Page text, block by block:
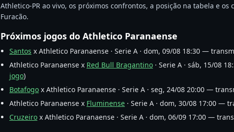
Athletico-PR ao vivo, os próximos confrontos, a posição na tabela e
Furacão.
Próximos jogos do Athletico Paranaense
Santos x Athletico Paranaense · Serie A · dom, 09/08 18:30 —
Athletico Paranaense x Red Bull Bragantino · Serie A · sáb, 15/08
jogo)
Botafogo x Athletico Paranaense · Serie A · seg, 24/08 20:00 —
Athletico Paranaense x Fluminense · Serie A · dom, 30/08 17:00 —
Cruzeiro x Athletico Paranaense · Serie A · dom, 06/09 17:00 —